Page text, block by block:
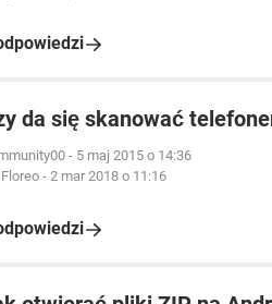
da się skanować
- 5 maj 2015 o 14:36
Floreo - 2 mar 2018 o 11:16